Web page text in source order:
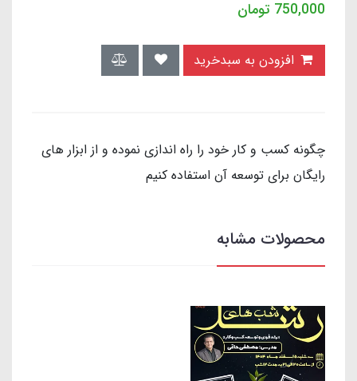
750,000 تومان
چگونه کسب و کار خود را راه اندازی نموده و از ابزار های
رایگان برای توسعه آن استفاده کنیم
محصولات مشابه